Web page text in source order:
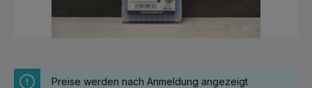
Preise werden nach Anmeldung angezeigt